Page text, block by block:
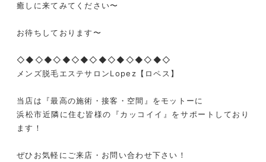
癒しに来てみてください〜
お待ちしております〜
◇◆◇◆◇◆◇◆◇◆◇◆◇◆◇◆◇
メンズ脱毛エステサロンLopez【ロペス】
当店は『最高の施術・接客・空間』をモットーに
浜松市近隣に住む皆様の『カッコイイ』をサポートしており
ます！
ぜひお気軽にご来店・お問い合わせ下さい！